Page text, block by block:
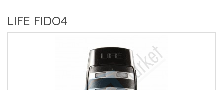
LIFE FIDO4